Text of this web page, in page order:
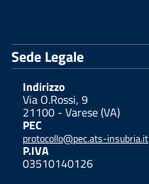
Sede Legale
Indirizzo
Via O.Rossi, 9
21100 - Varese (VA)
PEC
protocollo@pec.ats-insubria.it
P.IVA
03510140126